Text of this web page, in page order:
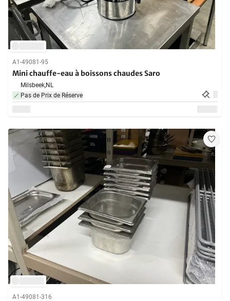
A1-49081-95
Mini chauffe-eau à boissons chaudes Saro
Milsbeek,NL
Pas de Prix de Réserve
A1-49081-316